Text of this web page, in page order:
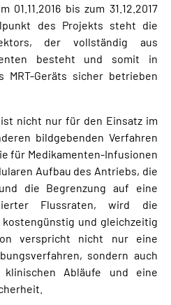
01.11.2016 bis zum 31.12.2017
des Projekts steht die
der vollständig aus
besteht und somit in
MRT-Geräts sicher betrieben
nicht nur für den Einsatz im
bildgebenden Verfahren
für Medikamenten-Infusionen
Aufbau des Antriebs, die
die Begrenzung auf eine
Flussraten, wird die
und gleichzeitig
verspricht nicht nur eine
sondern auch
Abläufe und eine